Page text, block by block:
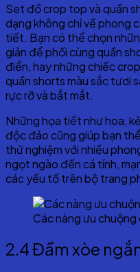
Set đồ crop top và quần
dạng không chỉ về phong
tiết. Bạn có thể chọn
giản để phối cùng quần
điển, hay những chiếc
quần shorts màu sắc tươi
rực rỡ và bắt mắt.
Những họa tiết như hoa,
độc đáo cũng giúp bạn
thử nghiệm với nhiều
ngọt ngào đến cá tính,
các yếu tố trên bộ trang
Các nàng ưu
2.4 Đầm xòe